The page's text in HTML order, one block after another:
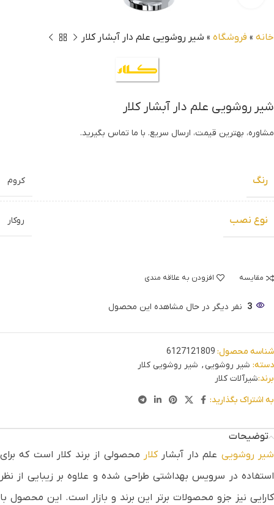
خانه » فروشگاه » شیر روشویی علم دار آبشار کلار
شیر روشویی علم دار آبشار کلار
مشاوره، بهترین قیمت، ارسال سریع. با ما تماس بگیرید.
رنگ کروم
نوع نصب روکار
مقایسه افزودن به علاقه مندی
3 نفر دیگر در حال مشاهده این محصول
شناسه محصول: 6127121809
دسته: شیر روشویی , شیر روشویی کلار
برند:شیرآلات کلار
به اشتراک بگذارید:
توضیحات
شیر روشویی علم دار آبشارکلار محصولی از برند کلار است که برای
استفاده در سرویس بهداشتی طراحی شده و علاوه بر زیبایی از نظر
کارایی نیز جزو محصولات برتر این برند و بازار است. این محصول با